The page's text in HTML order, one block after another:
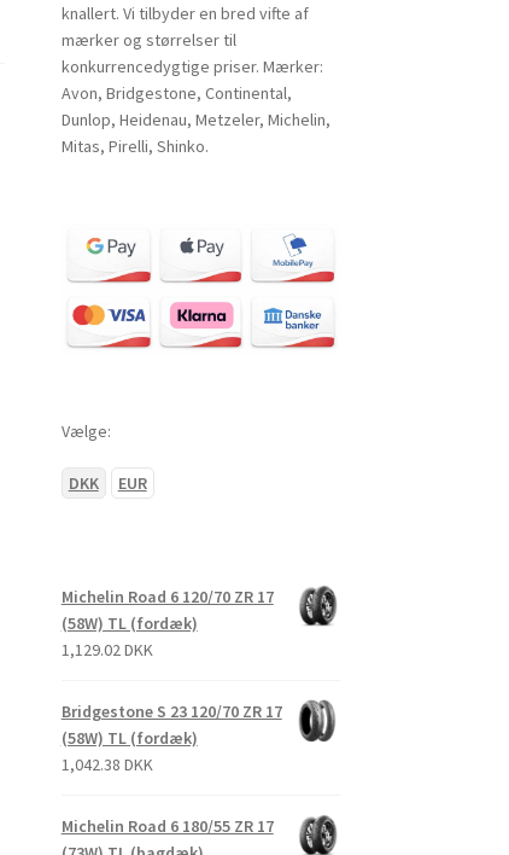
knallert. Vi tilbyder en bred vifte af
mærker og størrelser til
konkurrencedygtige priser. Mærker:
Avon, Bridgestone, Continental,
Dunlop, Heidenau, Metzeler, Michelin,
Mitas, Pirelli, Shinko.
Vælge:
DKK EUR
Michelin Road 6 120/70 ZR 17
(58W) TL (fordæk)
1,129.02 DKK
Bridgestone S 23 120/70 ZR 17
(58W) TL (fordæk)
1,042.38 DKK
Michelin Road 6 180/55 ZR 17